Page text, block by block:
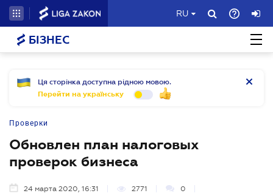
RU
БІЗНЕС
Ця сторінка доступна рідною мовою.
Перейти на українську
Проверки
Обновлен план налоговых
проверок бизнеса
24 марта 2020, 16:31 2771 0